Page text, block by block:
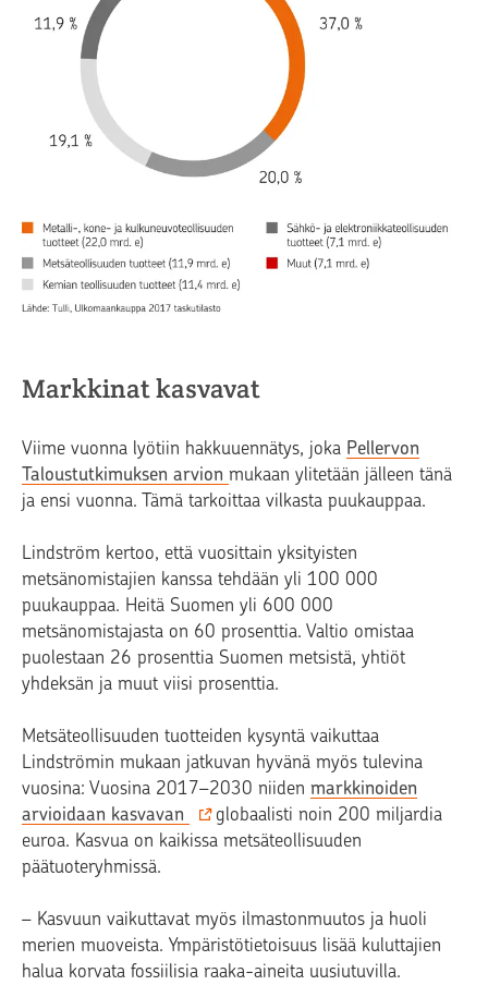
Markkinat kasvavat
Viime vuonna lyötiin hakkuuennätys, joka Pellervon
Taloustutkimuksen arvion mukaan ylitetään jälleen tänä
ja ensi vuonna. Tämä tarkoittaa vilkasta puukauppaa.
Lindström kertoo, että vuosittain yksityisten
metsänomistajien kanssa tehdään yli 100 000
puukauppaa. Heitä Suomen yli 600 000
metsänomistajasta on 60 prosenttia. Valtio omistaa
puolestaan 26 prosenttia Suomen metsistä, yhtiöt
yhdeksän ja muut viisi prosenttia.
Metsäteollisuuden tuotteiden kysyntä vaikuttaa
Lindströmin mukaan jatkuvan hyvänä myös tulevina
vuosina: Vuosina 2017–2030 niiden markkinoiden
arvioidaan kasvavan
globaalisti noin 200 miljardia
euroa. Kasvua on kaikissa metsäteollisuuden
päätuoteryhmissä.
– Kasvuun vaikuttavat myös ilmastonmuutos ja huoli
merien muoveista. Ympäristötietoisuus lisää kuluttajien
halua korvata fossiilisia raaka-aineita uusiutuvilla.